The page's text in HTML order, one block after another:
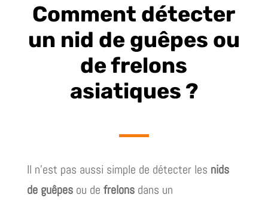
Comment détecter
un nid de guêpes ou
de frelons
asiatiques ?
Il n’est pas aussi simple de détecter les nids
de guêpesou de frelonsdans un